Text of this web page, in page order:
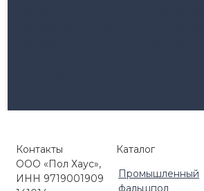
Регулируемые опоры
Ступени ДПК
Маркизы и перголы
Регулируемые опоры Level
Регулируемые опоры HILST LIFT
Контакты
ООО «Пол Хаус»,
ИНН 9719001909
Каталог
Промышленный